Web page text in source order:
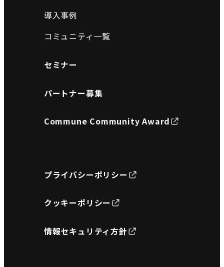
導入事例
コミュニティ一覧
セミナー
パートナー募集
Commune Community Award
プライバシーポリシー
クッキーポリシー
情報セキュリティ方針